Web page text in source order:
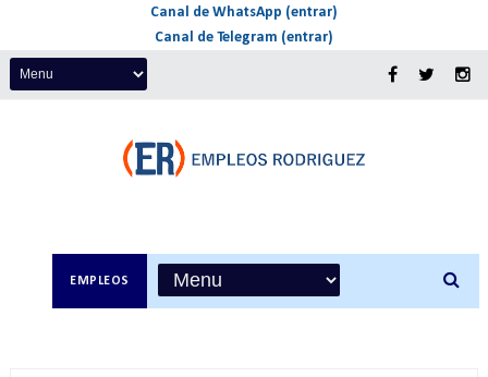
Canal de WhatsApp (entrar)
Canal de Telegram (entrar)
EMPLEOS